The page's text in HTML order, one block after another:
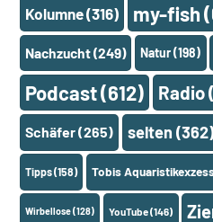
Kolumne(316) my-fish
Nachzucht(249) Natur(198)
Podcast(612) Radio
Schäfer(265) selten
Tipps(158) Tobis
Wirbellose(128) YouTube(146)